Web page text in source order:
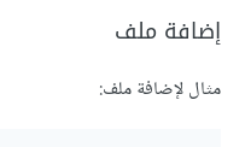
إضافة ملف
مثال لإضافة ملف: